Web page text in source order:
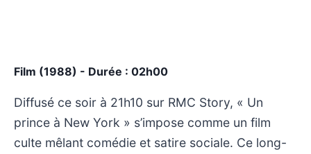
Film (1988) - Durée : 02h00
Diffusé ce soir à 21h10 sur RMC Story, « Un
prince à New York » s’impose comme un film
culte mêlant comédie et satire sociale. Ce long-